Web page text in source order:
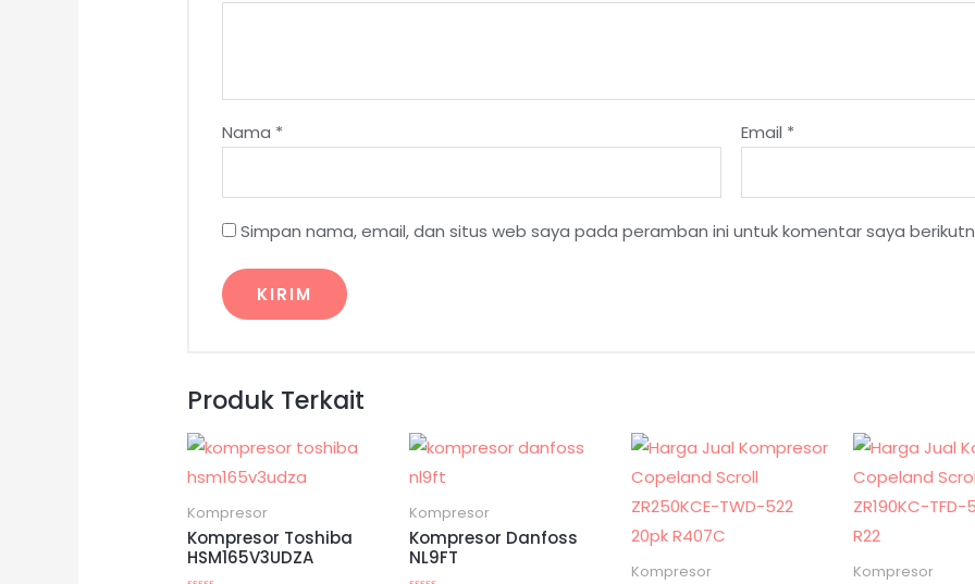
Nama * Email *
Simpan nama, email, dan situs web saya pada peramban ini untuk komentar saya
Produk Terkait
Kompresor
Kompresor Toshiba
HSM165V3UDZA
Kompresor
Kompresor Danfoss
NL9FT
Kompresor Kompresor